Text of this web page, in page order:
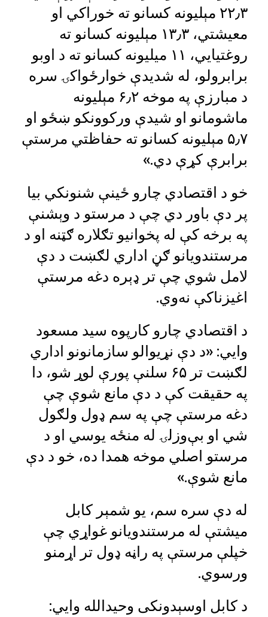
۲۲٫۳ مېلیونه کسانو ته خوراکي او
معیشتي، ۱۳٫۳ مېلیونه کسانو ته
روغتیايي، ۱۱ میلیونه کسانو ته د اوبو
برابرولو، له شدیدې خوارځواکۍ سره
د مبارزې په موخه ۶٫۲ مېلیونه
ماشومانو او شیدې ورکوونکو ښځو او
۵٫۷ مېلیونه کسانو ته حفاظتي مرستې
برابرې کړې دي.»
خو د اقتصادي چارو ځينې شنونکي بیا
پر دې باور دي چې د مرستو د وېشنې
په برخه کې له پخوانیو تګلاره ګټنه او د
مرستندویانو ګڼ اداري لګښت د دې
لامل شوي چې تر ډېره دغه مرستې
اغیزناکې نه‌وي.
د اقتصادي چارو کارپوه سید مسعود
وايي: «د دې نړیوالو سازمانونو اداري
لګښت تر ۶۵ سلنې پورې لوړ شو، دا
په حقیقت کې د دې مانع شوې چې
دغه مرستې چې په سم ډول ولګول
شي او بې‌وزلۍ له منځه یوسي او د
مرستو اصلي موخه همدا ده، خو د دې
مانع شوې.»
له دې سره سم، یو شمېر کابل
میشتې له مرستندویانو غواړي چې
خپلې مرستې په راڼه ډول تر اړمنو
ورسوي.
د کابل اوسېدونکی وحیدالله وايي: